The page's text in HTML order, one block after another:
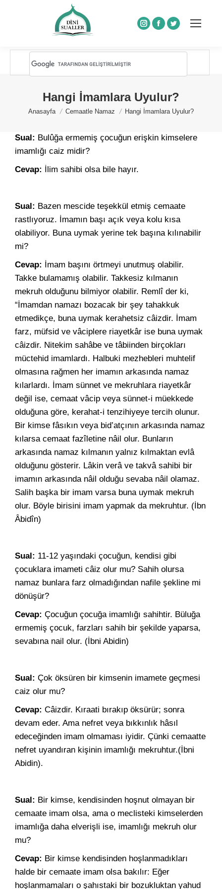
Instagram
Facebook
Twitter
Hangi İmamlara Uyulur?
You are here:
Anasayfa Cemaatle Namaz Hangi İmamlara Uyulur?
Sual: Bulûğa ermemiş çocuğun erişkin kimselere
imamlığı caiz midir?
Cevap: İlim sahibi olsa bile hayır.
Sual: Bazen mescide teşekkül etmiş cemaate
rastlıyoruz. İmamın başı açık veya kolu kısa
olabiliyor. Buna uymak yerine tek başına kılınabilir
mi?
Cevap: İmam başını örtmeyi unutmuş olabilir.
Takke bulamamış olabilir. Takkesiz kılmanın
mekruh olduğunu bilmiyor olabilir. Remlî der ki,
“İmamdan namazı bozacak bir şey tahakkuk
etmedikçe, buna uymak kerahetsiz câizdir. İmam
farz, müfsid ve vâciplere riayetkâr ise buna uymak
câizdir. Nitekim sahâbe ve tâbiinden birçokları
müctehid imamlardı. Halbuki mezhebleri muhtelif
olmasına rağmen her imamın arkasında namaz
kılarlardı. İmam sünnet ve mekruhlara riayetkâr
değil ise, cemaat vâcip veya sünnet-i müekkede
olduğuna göre, kerahat-i tenzihiyeye tercih olunur.
Bir kimse fâsıkın veya bid’atçının arkasında namaz
kılarsa cemaat fazîletine nâil olur. Bunların
arkasında namaz kılmanın yalnız kılmaktan evlâ
olduğunu gösterir. Lâkin verâ ve takvâ sahibi bir
imamın arkasında nâil olduğu sevaba nâil olamaz.
Salih başka bir imam varsa buna uymak mekruh
olur. Böyle birisini imam yapmak da mekruhtur. (İbn
Âbidîn)
Sual: 11-12 yaşındaki çocuğun, kendisi gibi
çocuklara imameti câiz olur mu? Sahih olursa
namaz bunlara farz olmadığından nafile şekline mi
dönüşür?
Cevap: Çocuğun çocuğa imamlığı sahihtir. Büluğa
ermemiş çocuk, farzları sahih bir şekilde yaparsa,
sevabına nail olur. (İbni Abidin)
Sual: Çok öksüren bir kimsenin imamete geçmesi
caiz olur mu?
Cevap: Câizdir. Kıraati bırakıp öksürür; sonra
devam eder. Ama nefret veya bıkkınlık hâsıl
edeceğinden imam olmaması iyidir. Çünki cemaatte
nefret uyandıran kişinin imamlığı mekruhtur.(İbni
Abidin).
Sual: Bir kimse, kendisinden hoşnut olmayan bir
cemaate imam olsa, ama o meclisteki kimselerden
imamlığa daha elverişli ise, imamlığı mekruh olur
mu?
Cevap: Bir kimse kendisinden hoşlanmadıkları
halde bir cemaate imam olsa bakılır: Eğer
hoşlanmamaları o şahıstaki bir bozukluktan yahud